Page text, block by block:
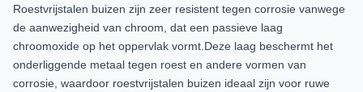
Roestvrijstalen buizen zijn zeer resistent tegen corrosie vanwege
de aanwezigheid van chroom, dat een passieve laag
chroomoxide op het oppervlak vormt.Deze laag beschermt het
onderliggende metaal tegen roest en andere vormen van
corrosie, waardoor roestvrijstalen buizen ideaal zijn voor ruwe